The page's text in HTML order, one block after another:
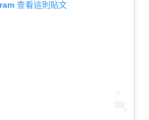
查看這則貼文